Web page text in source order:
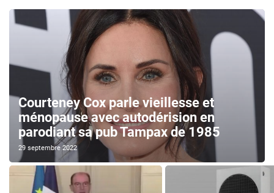
Courteney Cox parle vieillesse et
ménopause avec autodérision en
parodiant sa pub Tampax de 1985
29 septembre 2022